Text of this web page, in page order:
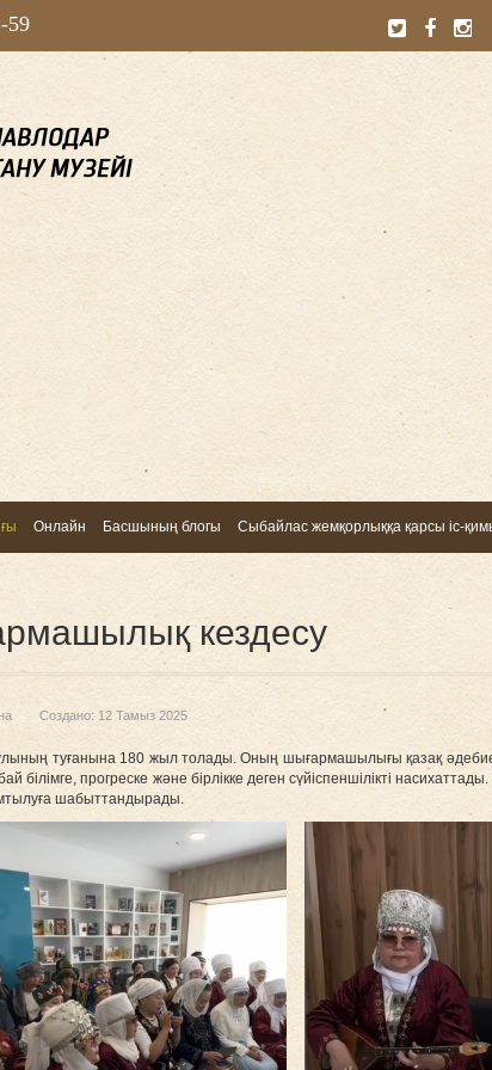
59
Онлайн Басшының блогы Сыбайлас жемқорлыққа қарсы іс-
кездесу
Создано: 12 Тамыз 2025
туғанына 180 жыл толады. Оның шығармашылығы қазақ
прогреске және бірлікке деген сүйіспеншілікті насихаттады.
шабыттандырады.